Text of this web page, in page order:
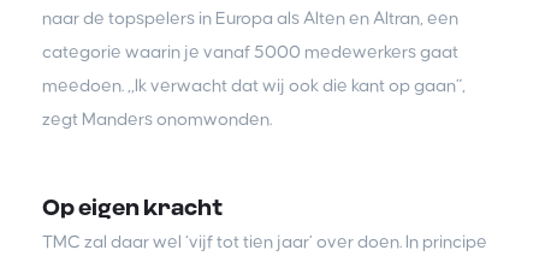
naar de topspelers in Europa als Alten en Altran, een
categorie waarin je vanaf 5000 medewerkers gaat
meedoen. ,,Ik verwacht dat wij ook die kant op gaan”,
zegt Manders onomwonden.
Op eigen kracht
TMC zal daar wel ‘vijf tot tien jaar’ over doen. In principe